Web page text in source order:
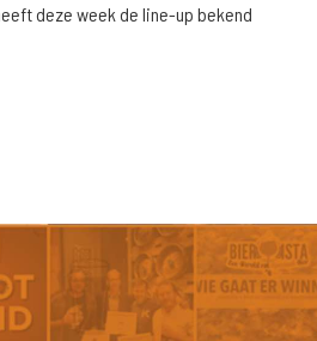
deze week de line-up bekend